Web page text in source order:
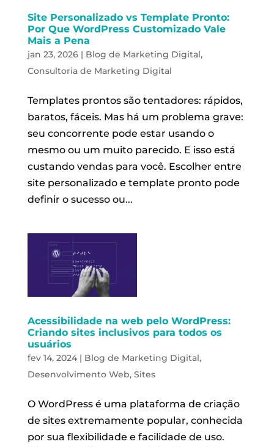
Site Personalizado vs Template Pronto:
Por Que WordPress Customizado Vale
Mais a Pena
jan 23, 2026| Blog de Marketing Digital,
Consultoria de Marketing Digital
Templates prontos são tentadores: rápidos,
baratos, fáceis. Mas há um problema grave:
seu concorrente pode estar usando o
mesmo ou um muito parecido. E isso está
custando vendas para você. Escolher entre
site personalizado e template pronto pode
definir o sucesso ou...
Acessibilidade na web pelo WordPress:
Criando sites inclusivos para todos os
usuários
fev 14, 2024| Blog de Marketing Digital,
Desenvolvimento Web, Sites
O WordPress é uma plataforma de criação
de sites extremamente popular, conhecida
por sua flexibilidade e facilidade de uso.